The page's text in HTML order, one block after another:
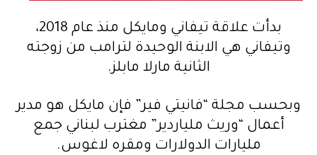
بدأت علاقة تيفاني ومايكل منذ عام 2018،
وتيفاني هي الابنة الوحيدة لترامب من زوجته
الثانية مارلا مابلز.
وبحسب مجلة “فانيتي فير” فإن مايكل هو مدير
أعمال “وريث ملياردير” مغترب لبناني جمع
مليارات الدولارات ومقره لاغوس.